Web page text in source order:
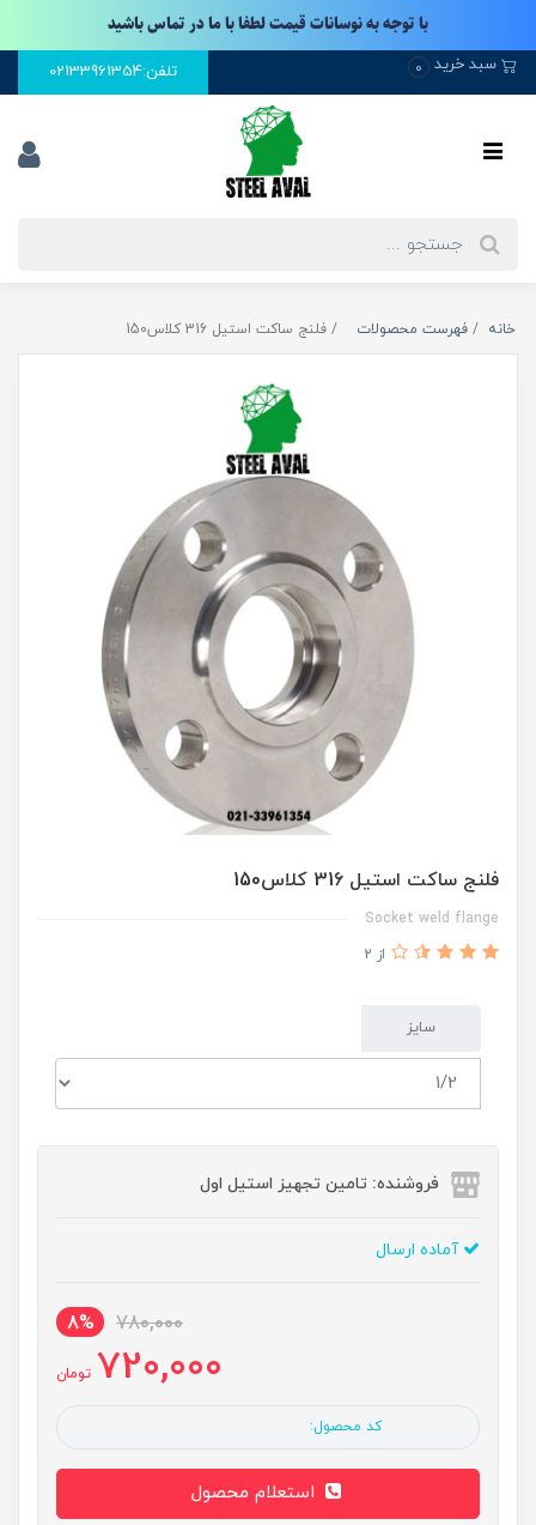
با توجه به نوسانات قیمت لطفا با ما در تماس باشید
سبد خرید 0 تلفن:02133961354
خانه فهرست محصولات فلنج ساکت استیل 316 کلاس150
فلنج ساکت استیل 316 کلاس150
Socket weld flange
از 2
سایز
فروشنده: تامین تجهیز استیل اول
آماده ارسال
780,000
8%
720,000 تومان
کد محصول:
استعلام محصول